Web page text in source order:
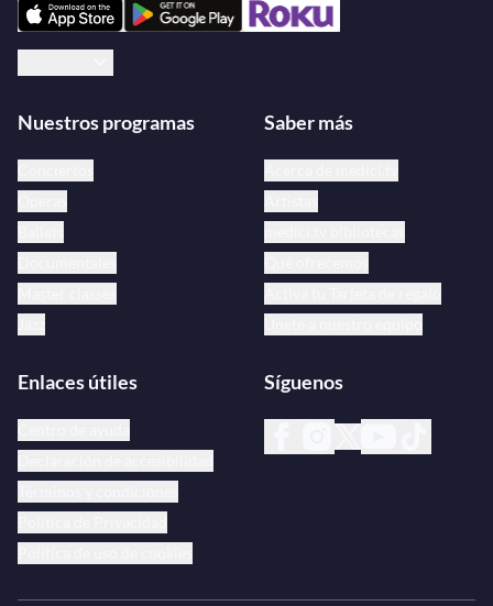
Nuestros programas Saber más
Enlaces útiles Síguenos